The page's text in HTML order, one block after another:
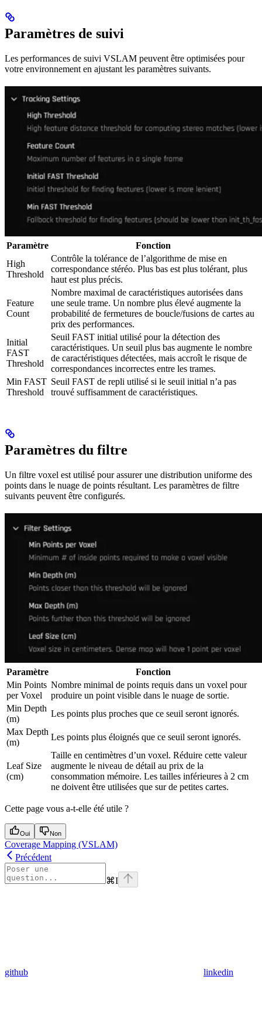
Paramètres de suivi
Les performances de suivi VSLAM peuvent être optimisées pour
votre environnement en ajustant les paramètres suivants.
Paramètre
Fonction
High
Threshold
Contrôle la tolérance de l’algorithme de mise en
correspondance stéréo. Plus bas est plus tolérant, plus
haut est plus précis.
Feature
Count
Nombre maximal de caractéristiques autorisées dans
une seule trame. Un nombre plus élevé augmente la
probabilité de fermetures de boucle/fusions de cartes au
prix des performances.
Initial
FAST
Threshold
Seuil FAST initial utilisé pour la détection des
caractéristiques. Un seuil plus bas augmente le nombre
de caractéristiques détectées, mais accroît le risque de
correspondances incorrectes entre les trames.
Min FAST
Threshold
Seuil FAST de repli utilisé si le seuil initial n’a pas
trouvé suffisamment de caractéristiques.
Paramètres du filtre
Un filtre voxel est utilisé pour assurer une distribution uniforme des
points dans le nuage de points résultant. Les paramètres de filtre
suivants peuvent être configurés.
Paramètre
Fonction
Min Points
per Voxel
Nombre minimal de points requis dans un voxel pour
produire un point visible dans le nuage de sortie.
Min Depth
(m)
Les points plus proches que ce seuil seront ignorés.
Max Depth
(m)
Les points plus éloignés que ce seuil seront ignorés.
Leaf Size
(cm)
Taille en centimètres d’un voxel. Réduire cette valeur
augmente le niveau de détail au prix de la
consommation mémoire. Les tailles inférieures à 2 cm
ne doivent être utilisées que sur de petites cartes.
Cette page vous a-t-elle été utile ?
Oui Non
Coverage Mapping (VSLAM)
Précédent
⌘I
github linkedin